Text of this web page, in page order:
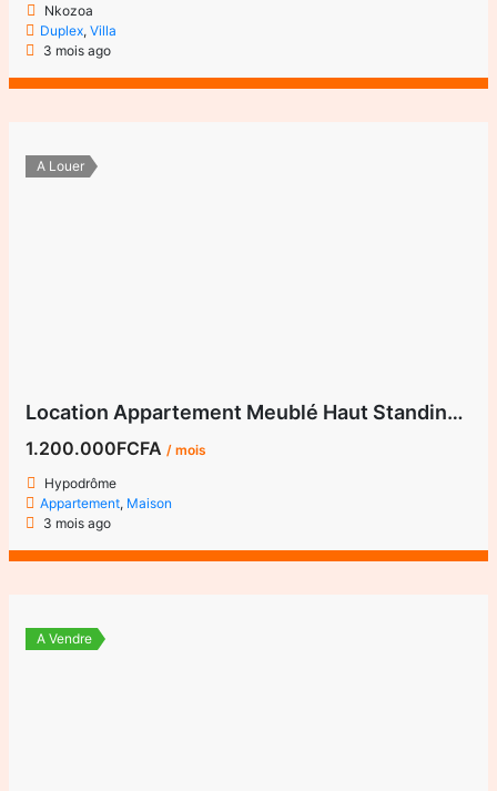
Nkozoa
Duplex,Villa
3 mois ago
A Louer
Location Appartement Meublé Haut Standing – 3 Chambres – 130m² – Yaoundé, Hypodrôme
1.200.000FCFA / mois
Hypodrôme
Appartement, Maison
3 mois ago
A Vendre